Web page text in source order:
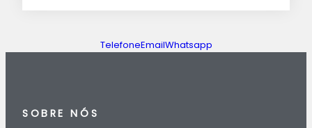
TelefoneEmailWhatsapp
SOBRE NÓS